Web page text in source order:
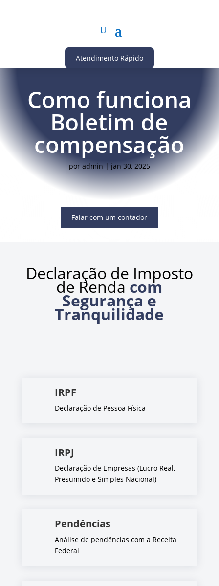
Atendimento Rápido
Como funciona
Boletim de
compensação
poradmin|jan 30, 2025
Falar com um contador
Declaração de Imposto
de Renda com
Segurança e
Tranquilidade
IRPF
Declaração de Pessoa Física
IRPJ
Declaração de Empresas (Lucro Real,
Presumido e Simples Nacional)
Pendências
Análise de pendências com a Receita
Federal